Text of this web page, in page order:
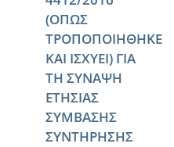
(ΟΠΩΣ
ΤΡΟΠΟΠΟΙΗΘΗΚΕ
ΚΑΙ ΙΣΧΥΕΙ) ΓΙΑ
ΤΗ ΣΥΝΑΨΗ
ΕΤΗΣΙΑΣ
ΣΥΜΒΑΣΗΣ
ΣΥΝΤΗΡΗΣΗΣ